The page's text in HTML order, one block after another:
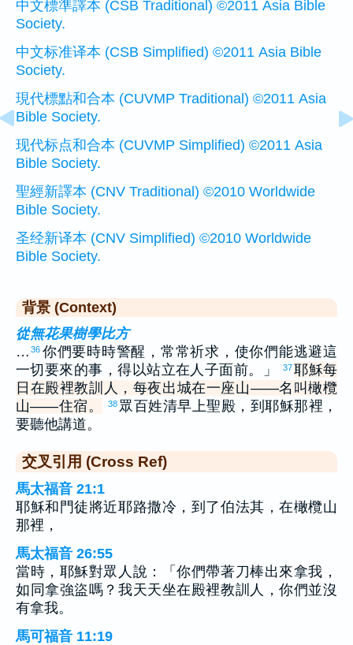
中文標準譯本 (CSB Traditional) ©2011 Asia Bible
Society.
中文标准译本 (CSB Simplified) ©2011 Asia Bible
Society.
現代標點和合本 (CUVMP Traditional) ©2011 Asia
Bible Society.
现代标点和合本 (CUVMP Simplified) ©2011 Asia
Bible Society.
聖經新譯本 (CNV Traditional) ©2010 Worldwide
Bible Society.
圣经新译本 (CNV Simplified) ©2010 Worldwide
Bible Society.
背景 (Context)
從無花果樹學比方
… 36 你們要時時警醒，常常祈求，使你們能逃避這
一切要來的事，得以站立在人子面前。」
37耶穌每
日在殿裡教訓人，每夜出城在一座山——名叫橄欖
山——住宿。
38 眾百姓清早上聖殿，到耶穌那裡，
要聽他講道。
交叉引用 (Cross Ref)
馬太福音 21:1
耶穌和門徒將近耶路撒冷，到了伯法其，在橄欖山
那裡，
馬太福音 26:55
當時，耶穌對眾人說：「你們帶著刀棒出來拿我，
如同拿強盜嗎？我天天坐在殿裡教訓人，你們並沒
有拿我。
馬可福音 11:19